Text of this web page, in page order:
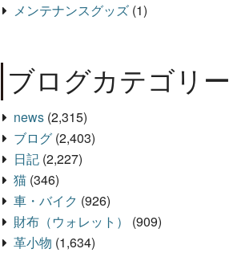
メンテナンスグッズ (1)
ブログカテゴリー
news (2,315)
ブログ (2,403)
日記 (2,227)
猫 (346)
車・バイク (926)
財布（ウォレット）
(909)
革小物 (1,634)